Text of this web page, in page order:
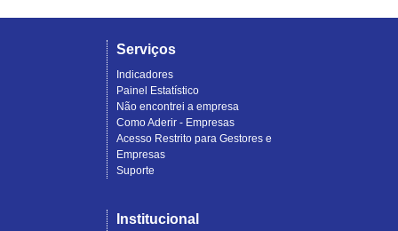
Serviços
Indicadores
Painel Estatístico
Não encontrei a empresa
Como Aderir - Empresas
Acesso Restrito para Gestores e
Empresas
Suporte
Institucional